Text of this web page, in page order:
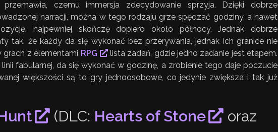
czemu immersja zdecydowanie sprzyja. Dzięki dobrze
narracji, można w tego rodzaju grze spędzać godziny, a nawet
najpewniej skończę dopiero około północy. Jednak dobrze
tak, że każdy da się wykonać bez przerywania, jednak ich granice nie
grach z elementami RPG
lista zadań, gdzie jedno zadanie jest etapem.
fabularnej, da się wykonać w godzinę, a zrobienie tego daje poczucie
większości są to gry jednoosobowe, co jedynie zwiększa i tak już
(DLC: Hearts of Stone
oraz